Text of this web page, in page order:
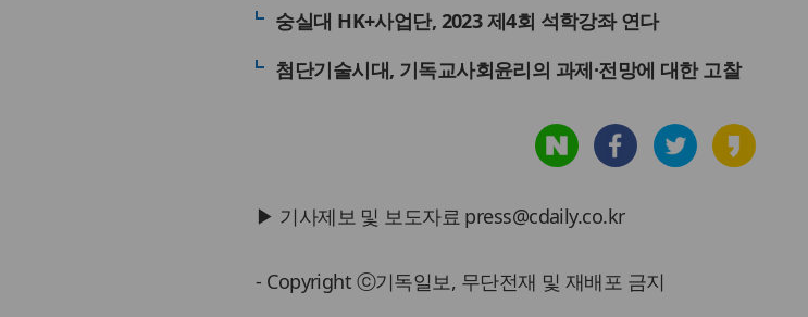
숭실대 HK+사업단, 2023 제4회 석학강좌 연다
첨단기술시대, 기독교사회윤리의 과제·전망에 대한 고찰
▶ 기사제보 및 보도자료 press@cdaily.co.kr
- Copyright ⓒ기독일보, 무단전재 및 재배포 금지